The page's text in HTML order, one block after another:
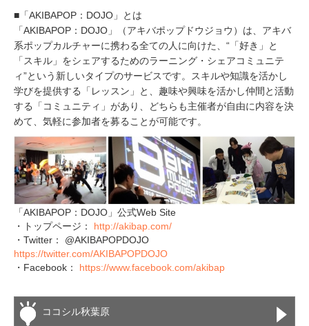
■「AKIBAPOP：DOJO」とは
「AKIBAPOP：DOJO」（アキバポップドウジョウ）は、アキバ
系ポップカルチャーに携わる全ての人に向けた、“「好き」と
「スキル」をシェアするためのラーニング・シェアコミュニテ
ィ”という新しいタイプのサービスです。スキルや知識を活かし
学びを提供する「レッスン」と、趣味や興味を活かし仲間と活動
する「コミュニティ」があり、どちらも主催者が自由に内容を決
めて、気軽に参加者を募ることが可能です。
「AKIBAPOP：DOJO」公式Web Site
・トップページ： http://akibap.com/
・Twitter： @AKIBAPOPDOJO
https://twitter.com/AKIBAPOPDOJO
・Facebook： https://www.facebook.com/akibap
ココシル秋葉原